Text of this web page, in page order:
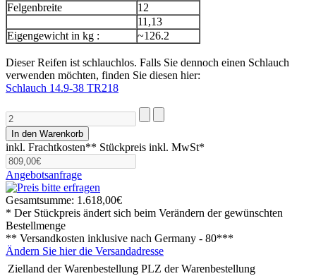
Felgenbreite
12
11,13
Eigengewicht in kg :
~126.2
Dieser Reifen ist schlauchlos. Falls Sie dennoch einen Schlauch
verwenden möchten, finden Sie diesen hier:
Schlauch 14.9-38 TR218
inkl. Frachtkosten** Stückpreis inkl. MwSt*
Angebotsanfrage
Gesamtsumme: 1.618,00€
* Der Stückpreis ändert sich beim Verändern der gewünschten
Bestellmenge
** Versandkosten inklusive nach Germany - 80***
Ändern Sie hier die Versandadresse
Zielland der Warenbestellung PLZ der Warenbestellung